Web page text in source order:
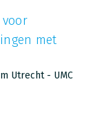
voor
met
Utrecht - UMC